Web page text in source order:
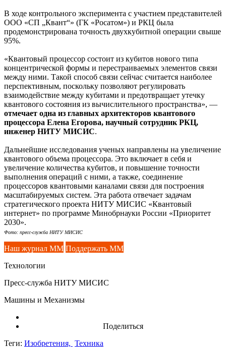
В ходе контрольного эксперимента с участием представителей
ООО «СП „Квант“» (ГК «Росатом») и РКЦ была
продемонстрирована точность двухкубитной операции свыше
95%.
«Квантовый процессор состоит из кубитов нового типа
концентрической формы и перестраиваемых элементов связи
между ними. Такой способ связи сейчас считается наиболее
перспективным, поскольку позволяют регулировать
взаимодействие между кубитами и предотвращает утечку
квантового состояния из вычислительного пространства», —
отмечает одна из главных архитекторов квантового
процессора Елена Егорова, научный сотрудник РКЦ,
инженер НИТУ МИСИС.
Дальнейшие исследования ученых направлены на увеличение
квантового объема процессора. Это включает в себя и
увеличение количества кубитов, и повышение точности
выполнения операций с ними, а также, соединение
процессоров квантовыми каналами связи для построения
масштабируемых систем. Эта работа отвечает задачам
стратегического проекта НИТУ МИСИС «Квантовый
интернет» по программе Минобрнауки России «Приоритет
2030».
Фото: пресс-служба НИТУ МИСИС
Наш журнал ММ Поддержать ММ
Технологии
Пресс-служба НИТУ МИСИС
Машины и Механизмы
Поделиться
Теги: Изобретения, Техника